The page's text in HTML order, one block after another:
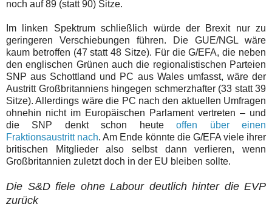
noch auf 89 (statt 90) Sitze.
Im linken Spektrum schließlich würde der Brexit nur zu
geringeren Verschiebungen führen. Die GUE/NGL wäre
kaum betroffen (47 statt 48 Sitze). Für die G/EFA, die neben
den englischen Grünen auch die regionalistischen Parteien
SNP aus Schottland und PC aus Wales umfasst, wäre der
Austritt Großbritanniens hingegen schmerzhafter (33 statt 39
Sitze). Allerdings wäre die PC nach den aktuellen Umfragen
ohnehin nicht im Europäischen Parlament vertreten – und
die SNP denkt schon heuteoffen über einen
Fraktionsaustritt nach. Am Ende könnte die G/EFA viele ihrer
britischen Mitglieder also selbst dann verlieren, wenn
Großbritannien zuletzt doch in der EU bleiben sollte.
Die S&D fiele ohne Labour deutlich hinter die EVP
zurück